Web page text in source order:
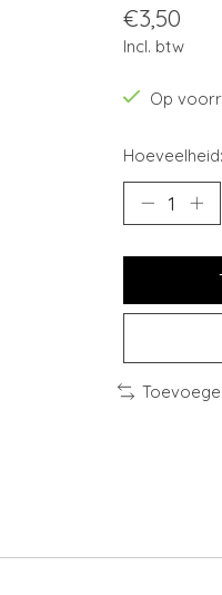
€3,50
Incl. btw
Op
Hoeveelheid: